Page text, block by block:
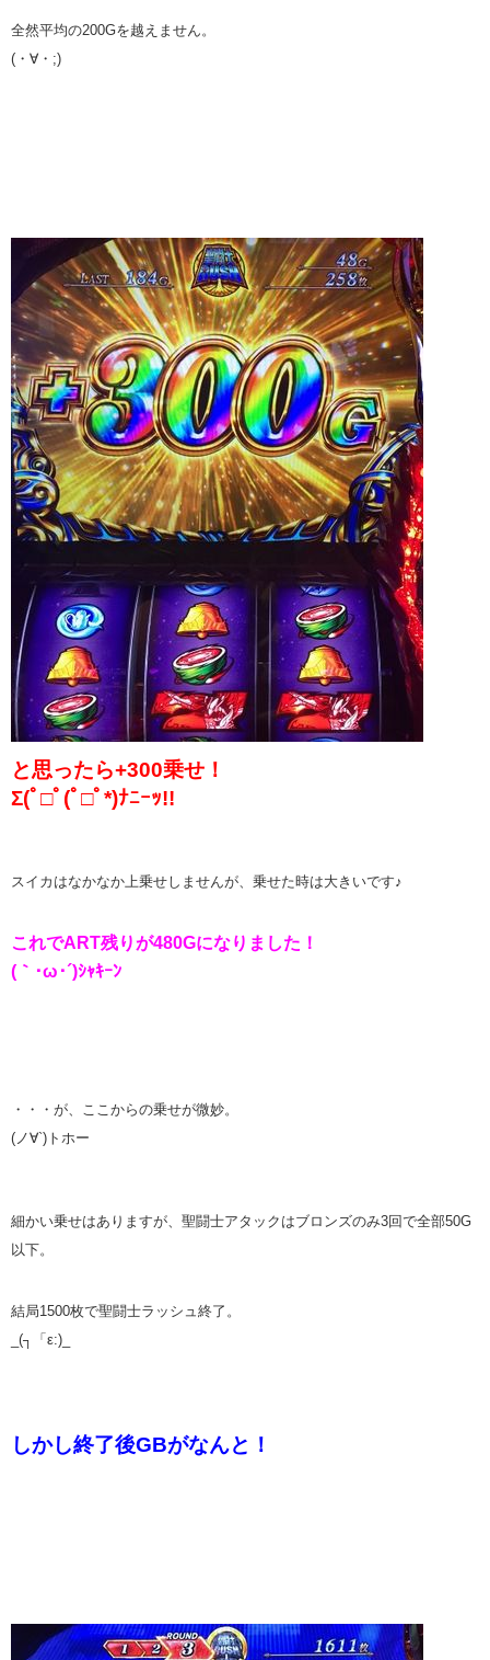
全然平均の200Gを越えません。
(・∀・;)
と思ったら+300乗せ！
Σ(ﾟ□ﾟ(ﾟ□ﾟ*)ﾅﾆｰｯ!!
スイカはなかなか上乗せしませんが、乗せた時は大きいです♪
これでART残りが480Gになりました！
(｀･ω･´)ｼｬｷｰﾝ
・・・が、ここからの乗せが微妙。
(ノ∀`)トホー
細かい乗せはありますが、聖闘士アタックはブロンズのみ3回で全部50G
以下。
結局1500枚で聖闘士ラッシュ終了。
_(┐「ε:)_
しかし終了後GBがなんと！